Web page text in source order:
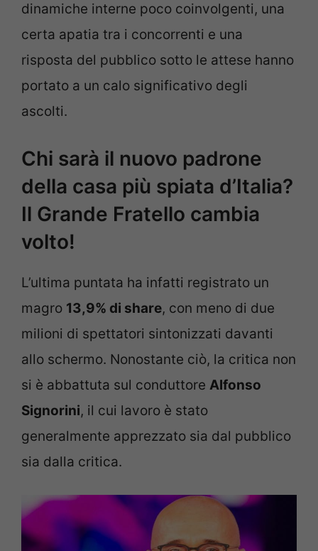
dinamiche interne poco coinvolgenti, una
certa apatia tra i concorrenti e una
risposta del pubblico sotto le attese hanno
portato a un calo significativo degli
ascolti.
Chi sarà il nuovo padrone
della casa più spiata d’Italia?
Il Grande Fratello cambia
volto!
L’ultima puntata ha infatti registrato un
magro 13,9% di share, con meno di due
milioni di spettatori sintonizzati davanti
allo schermo. Nonostante ciò, la critica non
si è abbattuta sul conduttore Alfonso
Signorini, il cui lavoro è stato
generalmente apprezzato sia dal pubblico
sia dalla critica.